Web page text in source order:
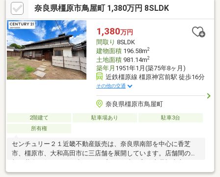
奈良県橿原市鳥屋町 1,380万円 8SLDK
1,380万円
間取り 8SLDK
建物面積196.58m2
土地面積981.14m2
築年月 1951年1月(築75年8ヶ月)
近鉄橿原線 橿原神宮前駅 徒歩16分
その他の交通
奈良県橿原市鳥屋町
2階建て 駐車場あり
駐車3台
所有権
センチュリー２１近畿不動産販売は、奈良県南部を中心に香芝
市、橿原市、大和高田市に三店舗を展開しています。店舗間の情
奈良県宇陀市・吉野郡・天理市・北葛城郡他、幅広いエリアをカ